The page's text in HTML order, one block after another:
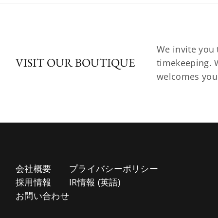
VISIT OUR BOUTIQUE
We invite
timekeeping.
welcomes
会社概要
採用情報
お問い合わせ
プライバシーポリシー
IR情報 (英語)